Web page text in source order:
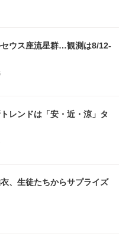
ウス座流星群…観測は8/12-
レンドは「安・近・涼」タ
、生徒たちからサプライズ